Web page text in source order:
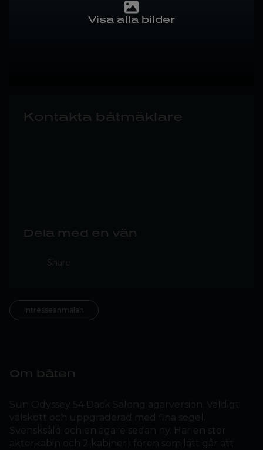
Visa alla bilder
Kontakta båtmäklare
Dela med en vän
Share
Intresseanmälan
Om båten
Sun Odyssey 54 Däck Salong ägarversion. Väldigt
välskött och uppgraderad med fina segel.
Svensksåld och en ägare sedan ny. Har en stor
akterkabin och 2 kabiner i fören som lätt går att